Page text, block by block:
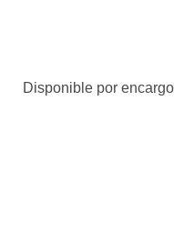
Disponible por encargo